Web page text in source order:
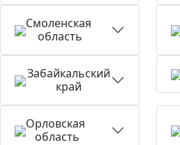
Смоленская
область
Забайкальский
край
Орловская
область